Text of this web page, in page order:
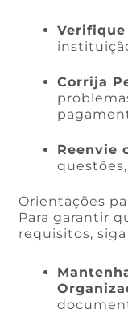
Corrija
Reenvie
Orientações
Para garantir
requisitos,